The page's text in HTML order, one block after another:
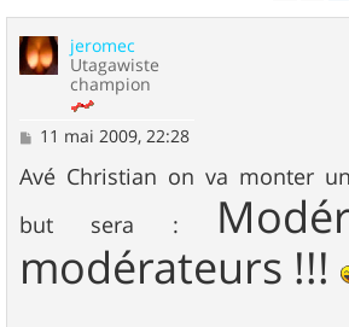
jeromec
Utagawiste
champion
M
s
s
g
11 mai 2009, 22:28
Avé Christian on va monter
but sera :
modérateurs !!!